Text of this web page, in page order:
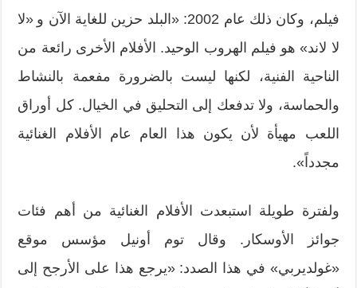
فيلم، وكان ذلك عام 2002: «البلد حزين للغاية الآن و «لا
لا لاند» هو فيلم الهروب الوحيد. الأفلام الأخرى رائعة من
الناحية الفنية، لكنها ليست بالضرورة مفعمة بالنشاط
والحماسة، ولا تدفعك إلى التحليق في الخيال. كل أوراق
اللعب مهيأة لأن يكون هذا العام عام الأفلام الغنائية
مجدداً».
ولفترة طويلة استبعدت الأفلام الغنائية من أهم فئات
جوائز الأوسكار. وقال توم أونيل مؤسس موقع
«غولديربي» في هذا الصدد: «يرجع هذا على الأرجح إلى